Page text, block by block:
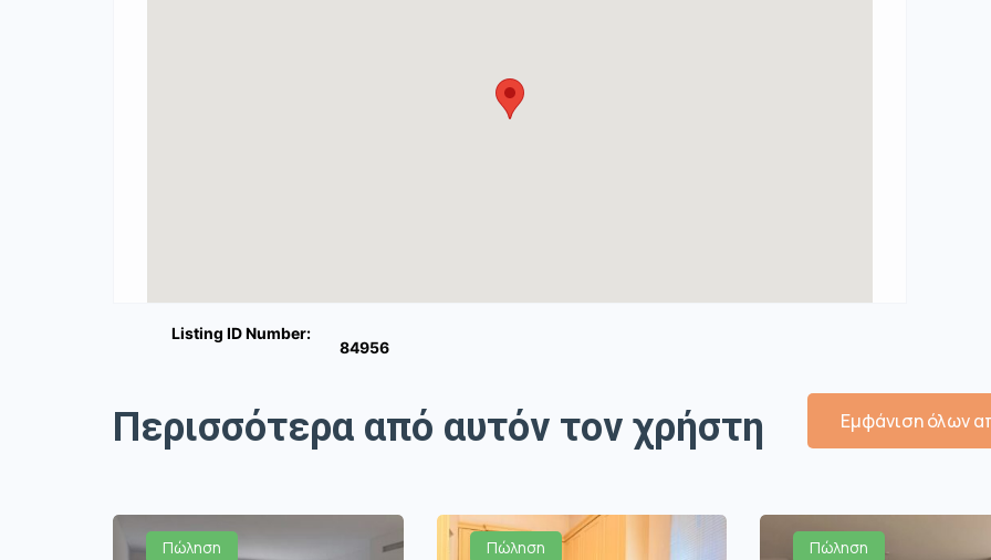
Listing ID Number:
84956
Περισσότερα από αυτόν τον χρήστη Εμφάνιση όλων
Πώληση Πώληση Πώληση